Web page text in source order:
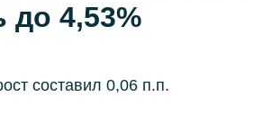
до 4,53%
составил 0,06 п.п.